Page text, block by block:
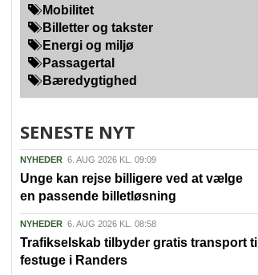
Mobilitet
Billetter og takster
Energi og miljø
Passagertal
Bæredygtighed
SENESTE NYT
NYHEDER 6. AUG 2026 KL. 09:09
Unge kan rejse billigere ved at vælge
en passende billetløsning
NYHEDER 6. AUG 2026 KL. 08:58
Trafikselskab tilbyder gratis transport til
festuge i Randers